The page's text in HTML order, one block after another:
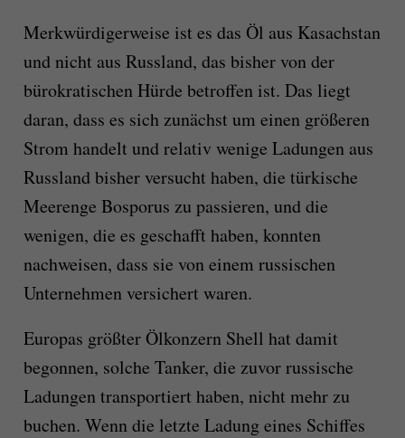
Merkwürdigerweise ist es das Öl aus Kasachstan
und nicht aus Russland, das bisher von der
bürokratischen Hürde betroffen ist. Das liegt
daran, dass es sich zunächst um einen größeren
Strom handelt und relativ wenige Ladungen aus
Russland bisher versucht haben, die türkische
Meerenge Bosporus zu passieren, und die
wenigen, die es geschafft haben, konnten
nachweisen, dass sie von einem russischen
Unternehmen versichert waren.
Europas größter Ölkonzern Shell hat damit
begonnen, solche Tanker, die zuvor russische
Ladungen transportiert haben, nicht mehr zu
buchen. Wenn die letzte Ladung eines Schiffes